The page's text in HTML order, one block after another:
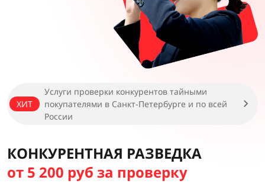
ХИТ
Услуги проверки конкурентов тайными
покупателями в Санкт-Петербурге и по всей
России
КОНКУРЕНТНАЯ РАЗВЕДКА
от 5 200 руб за проверку